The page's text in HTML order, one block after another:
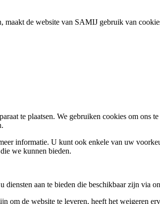
maakt de website van SAMIJ gebruik van
te plaatsen. We gebruiken cookies om ons
informatie. U kunt ook enkele van uw
we kunnen bieden.
aan te bieden die beschikbaar zijn via
om de website te leveren, heeft het weigeren